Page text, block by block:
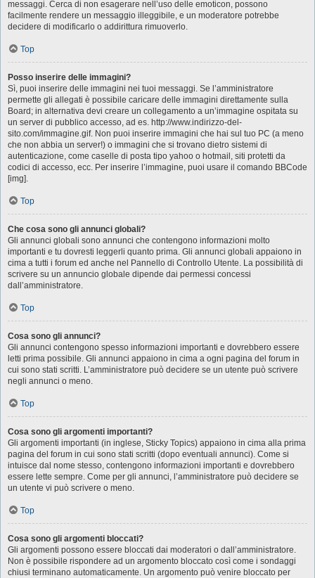
messaggi. Cerca di non esagerare nell’uso delle emoticon, possono
facilmente rendere un messaggio illeggibile, e un moderatore potrebbe
decidere di modificarlo o addirittura rimuoverlo.
Top
Posso inserire delle immagini?
Sì, puoi inserire delle immagini nei tuoi messaggi. Se l’amministratore
permette gli allegati è possibile caricare delle immagini direttamente sulla
Board; in alternativa devi creare un collegamento a un’immagine ospitata su
un server di pubblico accesso, ad es. http://www.indirizzo-del-
sito.com/immagine.gif. Non puoi inserire immagini che hai sul tuo PC (a meno
che non abbia un server!) o immagini che si trovano dietro sistemi di
autenticazione, come caselle di posta tipo yahoo o hotmail, siti protetti da
codici di accesso, ecc. Per inserire l’immagine, puoi usare il comando BBCode
[img].
Top
Che cosa sono gli annunci globali?
Gli annunci globali sono annunci che contengono informazioni molto
importanti e tu dovresti leggerli quanto prima. Gli annunci globali appaiono in
cima a tutti i forum ed anche nel Pannello di Controllo Utente. La possibilità di
scrivere su un annuncio globale dipende dai permessi concessi
dall’amministratore.
Top
Cosa sono gli annunci?
Gli annunci contengono spesso informazioni importanti e dovrebbero essere
letti prima possibile. Gli annunci appaiono in cima a ogni pagina del forum in
cui sono stati scritti. L’amministratore può decidere se un utente può scrivere
negli annunci o meno.
Top
Cosa sono gli argomenti importanti?
Gli argomenti importanti (in inglese, Sticky Topics) appaiono in cima alla prima
pagina del forum in cui sono stati scritti (dopo eventuali annunci). Come si
intuisce dal nome stesso, contengono informazioni importanti e dovrebbero
essere lette sempre. Come per gli annunci, l’amministratore può decidere se
un utente vi può scrivere o meno.
Top
Cosa sono gli argomenti bloccati?
Gli argomenti possono essere bloccati dai moderatori o dall’amministratore.
Non è possibile rispondere ad un argomento bloccato così come i sondaggi
chiusi terminano automaticamente. Un argomento può venire bloccato per